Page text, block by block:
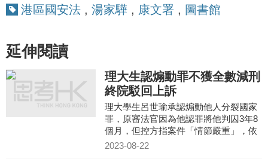
港區國安法 , 湯家驊 , 康文署 , 圖書館
延伸閱讀
理大生認煽動罪不獲全數減刑
終院駁回上訴
理大學生呂世瑜承認煽動他人分裂國家
罪，原審法官因為他認罪將他判囚3年8
個月，但控方指案件「情節嚴重」，依
例最低刑期是5年，未獲認罪的三分之一
2023-08-22